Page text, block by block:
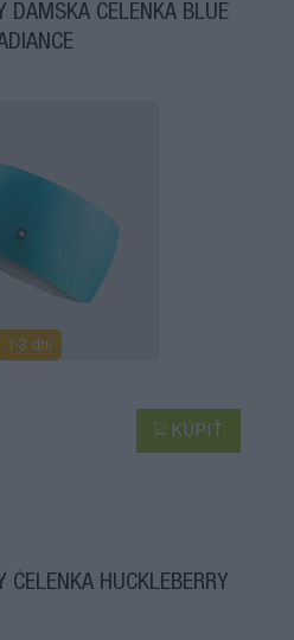
DÁMSKA ČELENKA BLUE
1-3 dní
KÚPIŤ
HUCKLEBERRY